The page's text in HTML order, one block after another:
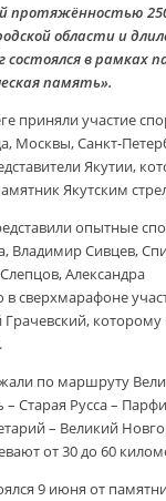
протяжённостью
области и
состоялся в рамках
память».
приняли участие
Москвы, Санкт-
Якутии,
Якутским
опытные
Владимир Сивцев,
Александра
сверхмарафоне
которому
по маршруту
Старая Русса –
– Великий
от 30 до 60
9 июня от